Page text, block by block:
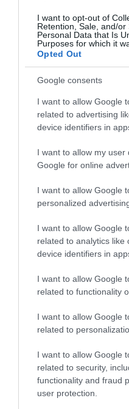
I want to opt-out of
Retention, Sale, and/or
Personal Data that Is
Purposes for which it
Opted Out
Google consents
I want to allow Google
related to advertising
device identifiers in
I want to allow my user
Google for online
I want to allow Google
personalized
I want to allow Google
related to analytics like
device identifiers in
I want to allow Google
related to functionality
I want to allow Google
related to
I want to allow Google
related to security,
functionality and fraud
user protection.
Legfrissebb híreink
2026.
ORBÁN
2026.
A
2026.